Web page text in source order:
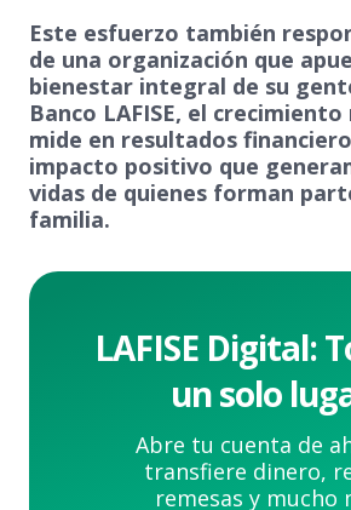
Este esfuerzo también
de una organización que
bienestar integral de su
Banco LAFISE, el
mide en resultados
impacto positivo que
vidas de quienes forman
familia.
LAFISE Digital:
un solo
Abre tu cuenta de
transfiere dinero,
remesas y mucho